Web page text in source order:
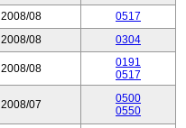
2008/08
0517
2008/08 0304
2008/08
0191
0517
2008/07
0500
0550